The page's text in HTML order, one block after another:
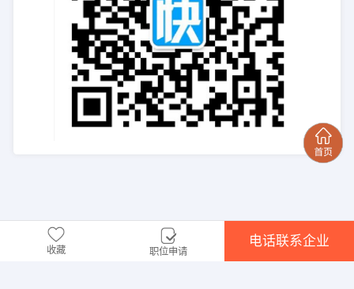
收藏 职位申请
电话联系企业